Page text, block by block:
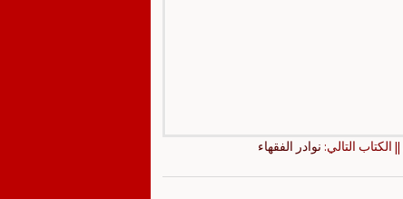
|| الكتاب التالي: نوادر الفقهاء